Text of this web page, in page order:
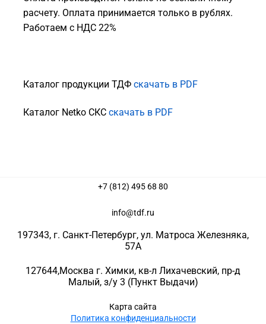
расчету. Оплата принимается только в рублях.
Работаем с НДС 22%
Каталог продукции ТДФ скачать в PDF
Каталог Netko СКС скачать в PDF
+7 (812) 495 68 80
info@tdf.ru
197343, г. Санкт-Петербург, ул. Матроса Железняка,
57A
127644,Москва г. Химки, кв-л Лихачевский, пр-д
Малый, з/у 3 (Пункт Выдачи)
Карта сайта
Политика конфиденциальности